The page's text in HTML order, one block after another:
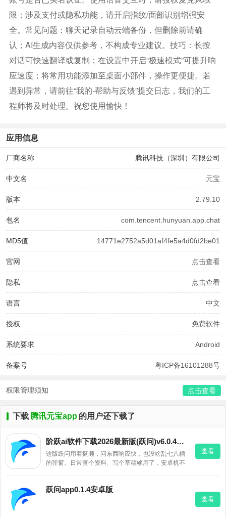
限；涉及支付或隐私功能，请开启指纹/面部识别增强安
全。常见问题：聊天记录自动云端备份，但删除前请确
认；AI生成内容仅供参考，不构成专业建议。技巧：长按
对话可快速翻译或复制；在设置中开启“极速模式”可提升响
应速度；将常用功能添加至桌面小部件，操作更便捷。若
遇到异常，请前往“我的-帮助与反馈”提交日志，我们的工
程师将及时处理。祝您使用愉快！
应用信息
厂商名称 腾讯科技（深圳）有限公司
中文名 元宝
版本 2.79.10
包名 com.tencent.hunyuan.app.chat
MD5值 14771e2752a5d01af4fe5a4d0fd2be01
官网 点击查看
隐私 点击查看
语言 中文
授权 免费软件
系统要求 Android
备案号 粤ICP备16101288号
权限管理须知 点击查看
下载 腾讯元宝app 的用户还下载了
阶跃ai软件下载2026最新版(跃问)v6.0.4安卓版
这版跃问用着挺顺，问东西响应快，也没啥乱七八糟
的弹窗。日常查个资料、写个草稿够用了，安卓机不
查看
跃问app0.1.4安卓版
查看